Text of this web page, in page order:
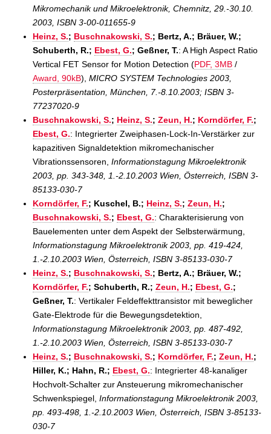
Mikromechanik und Mikroelektronik, Chemnitz, 29.-30.10.
2003, ISBN 3-00-011655-9
Heinz, S.; Buschnakowski, S.; Bertz, A.; Bräuer, W.;
Schuberth, R.; Ebest, G.; Geßner, T.: A High Aspect Ratio
Vertical FET Sensor for Motion Detection (PDF, 3MB /
Award, 90kB), MICRO SYSTEM Technologies 2003,
Posterpräsentation, München, 7.-8.10.2003; ISBN 3-
77237020-9
Buschnakowski, S.; Heinz, S.; Zeun, H.; Korndörfer, F.;
Ebest, G.: Integrierter Zweiphasen-Lock-In-Verstärker zur
kapazitiven Signaldetektion mikromechanischer
Vibrationssensoren, Informationstagung Mikroelektronik
2003, pp. 343-348, 1.-2.10.2003 Wien, Österreich, ISBN 3-
85133-030-7
Korndörfer, F.; Kuschel, B.; Heinz, S.; Zeun, H.;
Buschnakowski, S.; Ebest, G.: Charakterisierung von
Bauelementen unter dem Aspekt der Selbsterwärmung,
Informationstagung Mikroelektronik 2003, pp. 419-424,
1.-2.10.2003 Wien, Österreich, ISBN 3-85133-030-7
Heinz, S.; Buschnakowski, S.; Bertz, A.; Bräuer, W.;
Korndörfer, F.; Schuberth, R.; Zeun, H.; Ebest, G.;
Geßner, T.: Vertikaler Feldeffekttransistor mit beweglicher
Gate-Elektrode für die Bewegungsdetektion,
Informationstagung Mikroelektronik 2003, pp. 487-492,
1.-2.10.2003 Wien, Österreich, ISBN 3-85133-030-7
Heinz, S.; Buschnakowski, S.; Korndörfer, F.; Zeun, H.;
Hiller, K.; Hahn, R.; Ebest, G.: Integrierter 48-kanaliger
Hochvolt-Schalter zur Ansteuerung mikromechanischer
Schwenkspiegel, Informationstagung Mikroelektronik 2003,
pp. 493-498, 1.-2.10.2003 Wien, Österreich, ISBN 3-85133-
030-7